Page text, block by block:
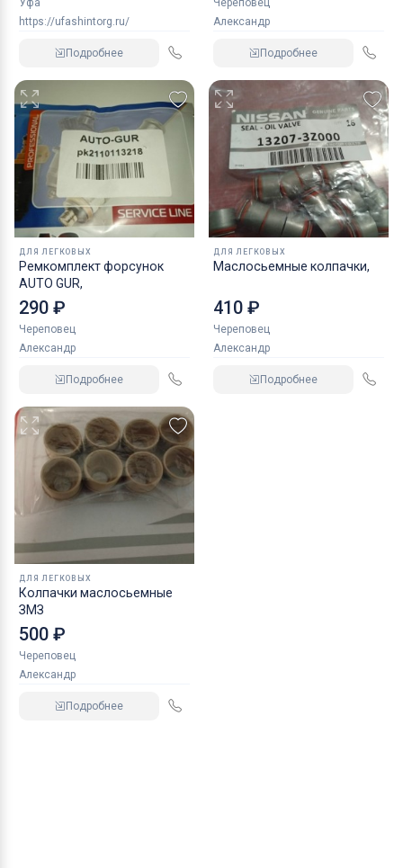
Уфа
https://ufashintorg.ru/
Подробнее
Череповец
Александр
Подробнее
ДЛЯ ЛЕГКОВЫХ
Ремкомплект форсунок
AUTO GUR,
290 ₽
Череповец
Александр
Подробнее
ДЛЯ ЛЕГКОВЫХ
Маслосьемные колпачки,
410 ₽
Череповец
Александр
Подробнее
ДЛЯ ЛЕГКОВЫХ
Колпачки маслосьемные
ЗМЗ
500 ₽
Череповец
Александр
Подробнее